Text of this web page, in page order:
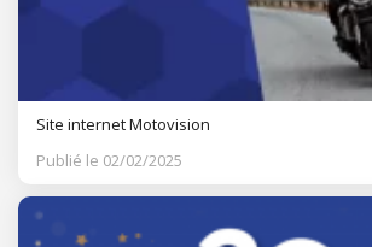
Site internet Motovision
Publié le 02/02/2025